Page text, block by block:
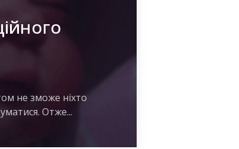
не зможе ніхто
Отже...